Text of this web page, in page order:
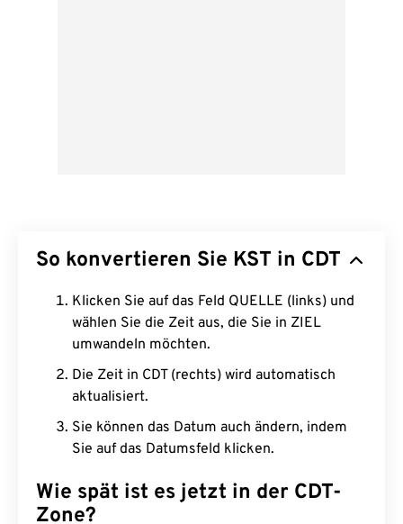
So konvertieren Sie KST in CDT
Klicken Sie auf das Feld QUELLE (links) und
wählen Sie die Zeit aus, die Sie in ZIEL
umwandeln möchten.
Die Zeit in CDT (rechts) wird automatisch
aktualisiert.
Sie können das Datum auch ändern, indem
Sie auf das Datumsfeld klicken.
Wie spät ist es jetzt in der CDT-
Zone?